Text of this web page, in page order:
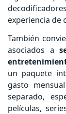
experiencia de
También
asociados a
un paquete
gasto
separado,
películas,